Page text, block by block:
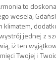
to
wesela,
klimatem,
jednej z
iż ten
Twojej i